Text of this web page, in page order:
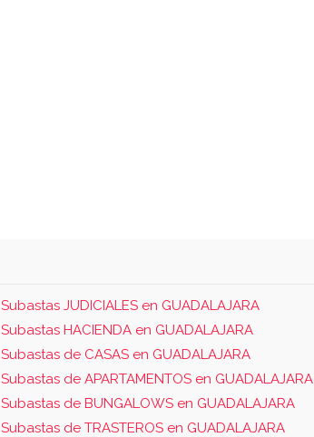
Subastas JUDICIALES en GUADALAJARA
Subastas HACIENDA en GUADALAJARA
Subastas de CASAS en GUADALAJARA
Subastas de APARTAMENTOS en GUADALAJARA
Subastas de BUNGALOWS en GUADALAJARA
Subastas de TRASTEROS en GUADALAJARA